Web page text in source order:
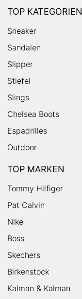
TOP KATEGORIEN
Sneaker
Sandalen
Slipper
Stiefel
Slings
Chelsea Boots
Espadrilles
Outdoor
TOP MARKEN
Tommy Hilfiger
Pat Calvin
Nike
Boss
Skechers
Birkenstock
Kalman & Kalman